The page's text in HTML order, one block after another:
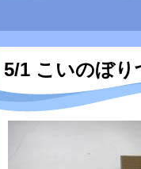
5/1 こいのぼり